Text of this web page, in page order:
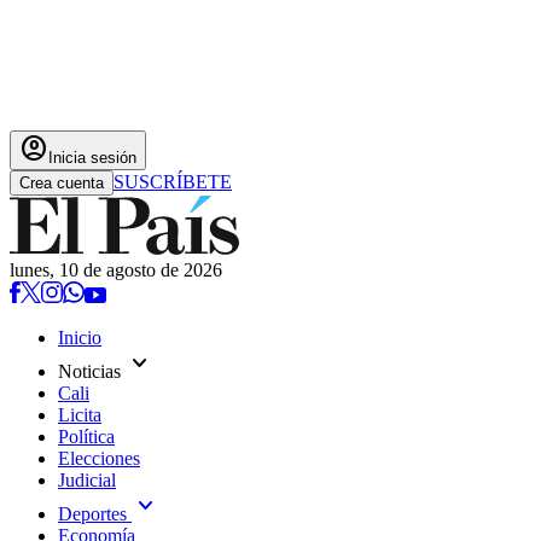
account_circle Inicia sesión
Crea cuenta SUSCRÍBETE
lunes, 10 de agosto de 2026
Inicio
Noticias expand_more
Cali
Licita
Política
Elecciones
Judicial
Deportes expand_more
Economía